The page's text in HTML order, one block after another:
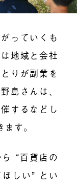
っていくも
地域と会社
りが副業を
島さんは、
するなどし
す。
“百貨店の
しい” とい